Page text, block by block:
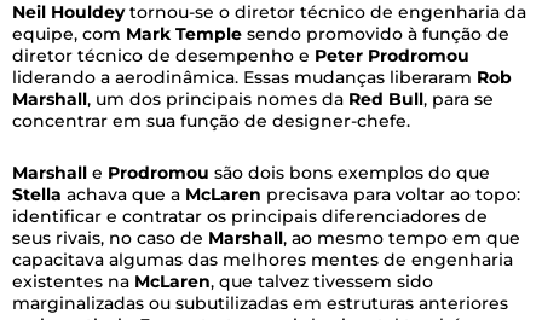
Neil Houldeytornou-se o diretor técnico de engenharia da
equipe, com Mark Temple sendo promovido à função de
diretor técnico de desempenho e Peter Prodromou
liderando a aerodinâmica. Essas mudanças liberaram Rob
Marshall, um dos principais nomes da Red Bull, para se
concentrar em sua função de designer-chefe.
Marshall e Prodromou são dois bons exemplos do que
Stella achava que a McLaren precisava para voltar ao topo:
identificar e contratar os principais diferenciadores de
seus rivais, no caso de Marshall, ao mesmo tempo em que
capacitava algumas das melhores mentes de engenharia
existentes na McLaren, que talvez tivessem sido
marginalizadas ou subutilizadas em estruturas anteriores